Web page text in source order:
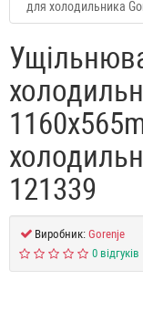
для холодильника
121339
Виробник: Gorenje
0 відгуків